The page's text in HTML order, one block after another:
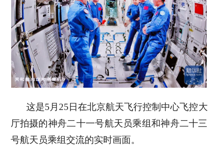
这是5月25日在北京航天飞行控制中心飞控大
厅拍摄的神舟二十一号航天员乘组和神舟二十三
号航天员乘组交流的实时画面。